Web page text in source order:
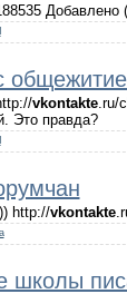
Добавлено
vkontakte.ru/
Это правда?
http://vkontakte
школы